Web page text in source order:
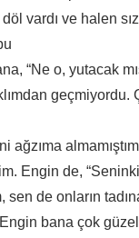
vardı ve halen
“Ne o, yutacak
geçmiyordu.
ağzıma
. Engin de,
sen de onların
bana çok